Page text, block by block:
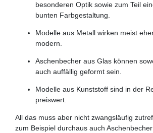
besonderen Optik sowie zum Teil
bunten Farbgestaltung.
Modelle aus Metall wirken meist
modern.
Aschenbecher aus Glas können
auch auffällig geformt sein.
Modelle aus Kunststoff sind in der
preiswert.
All das muss aber nicht zwangsläufig
zum Beispiel durchaus auch